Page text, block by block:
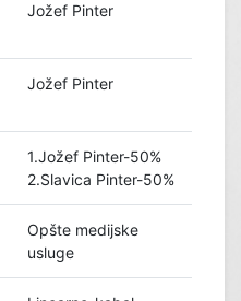
Jožef Pinter
Jožef Pinter
1.Jožef Pinter-50%
2.Slavica Pinter-50%
Opšte medijske
usluge